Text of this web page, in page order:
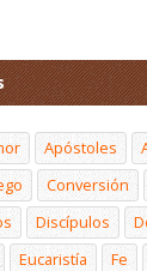
Apóstoles
Conversión
Discípulos
Eucaristía Fe